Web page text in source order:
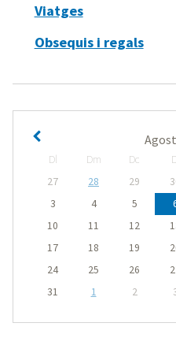
Viatges
Obsequis i regals
Dl Dm Dc
27
28 29
3
4 5
10
11 12
17
18 19
24
25 26
31
1 2